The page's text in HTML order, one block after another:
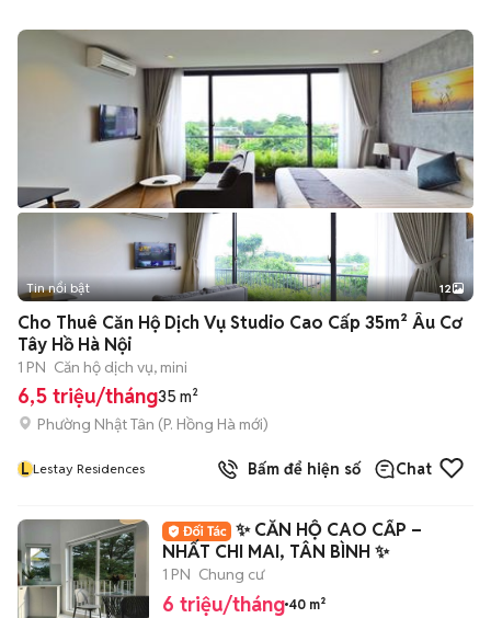
+2
Tin nổi bật 12
Cho Thuê Căn Hộ Dịch Vụ Studio Cao Cấp 35m² Âu Cơ
Tây Hồ Hà Nội
1 PN Căn hộ dịch vụ, mini
6,5 triệu/tháng35 m²
Phường Nhật Tân (P. Hồng Hà mới)
L Lestay Residences Bấm để hiện số Chat
✨ CĂN HỘ CAO CẤP –
NHẤT CHI MAI, TÂN BÌNH ✨
1 PN Chung cư
6 triệu/tháng 40 m²